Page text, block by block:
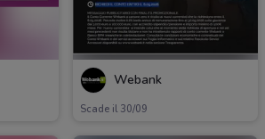
Webank
Scade il 30/09